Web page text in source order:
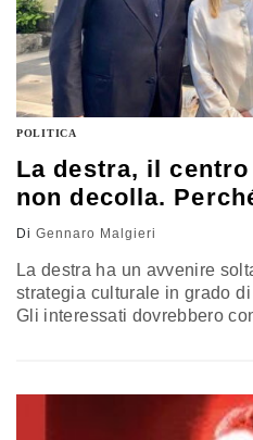
POLITICA
La destra, il centro
non decolla.
Di Gennaro Malgieri
La destra ha un avvenire
strategia culturale in grado
Gli interessati dovrebbero
ha perduto la memoria di se